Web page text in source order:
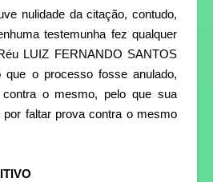
nulidade da citação, contudo,
testemunha fez qualquer
LUIZ FERNANDO SANTOS
o processo fosse anulado,
o mesmo, pelo que sua
faltar prova contra o mesmo